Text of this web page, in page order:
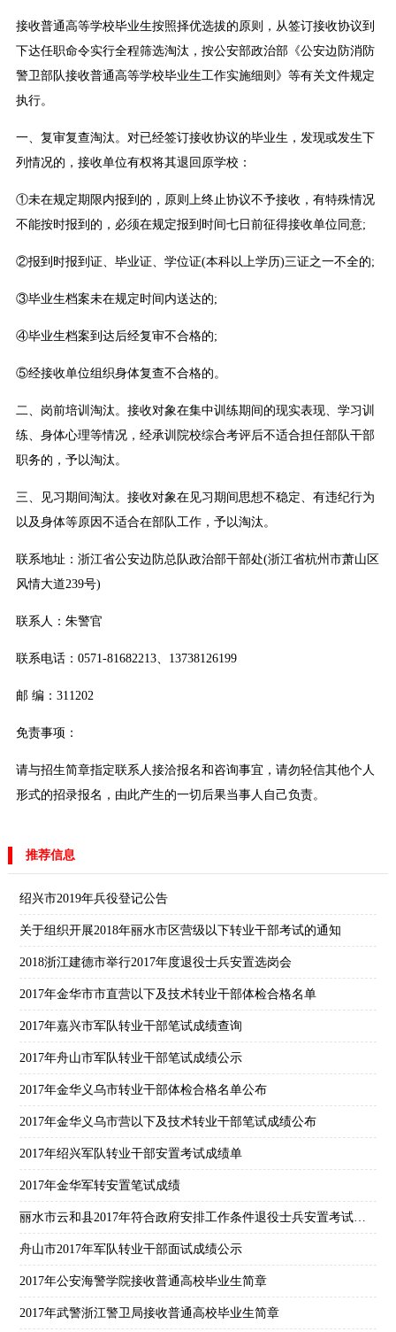
接收普通高等学校毕业生按照择优选拔的原则，从签订接收协议到
下达任职命令实行全程筛选淘汰，按公安部政治部《公安边防消防
警卫部队接收普通高等学校毕业生工作实施细则》等有关文件规定
执行。
一、复审复查淘汰。对已经签订接收协议的毕业生，发现或发生下
列情况的，接收单位有权将其退回原学校：
①未在规定期限内报到的，原则上终止协议不予接收，有特殊情况
不能按时报到的，必须在规定报到时间七日前征得接收单位同意;
②报到时报到证、毕业证、学位证(本科以上学历)三证之一不全的;
③毕业生档案未在规定时间内送达的;
④毕业生档案到达后经复审不合格的;
⑤经接收单位组织身体复查不合格的。
二、岗前培训淘汰。接收对象在集中训练期间的现实表现、学习训
练、身体心理等情况，经承训院校综合考评后不适合担任部队干部
职务的，予以淘汰。
三、见习期间淘汰。接收对象在见习期间思想不稳定、有违纪行为
以及身体等原因不适合在部队工作，予以淘汰。
联系地址：浙江省公安边防总队政治部干部处(浙江省杭州市萧山区
风情大道239号)
联系人：朱警官
联系电话：0571-81682213、13738126199
邮 编：311202
免责事项：
请与招生简章指定联系人接洽报名和咨询事宜，请勿轻信其他个人
形式的招录报名，由此产生的一切后果当事人自己负责。
推荐信息
绍兴市2019年兵役登记公告
关于组织开展2018年丽水市区营级以下转业干部考试的通知
2018浙江建德市举行2017年度退役士兵安置选岗会
2017年金华市市直营以下及技术转业干部体检合格名单
2017年嘉兴市军队转业干部笔试成绩查询
2017年舟山市军队转业干部笔试成绩公示
2017年金华义乌市转业干部体检合格名单公布
2017年金华义乌市营以下及技术转业干部笔试成绩公布
2017年绍兴军队转业干部安置考试成绩单
2017年金华军转安置笔试成绩
丽水市云和县2017年符合政府安排工作条件退役士兵安置考试总成绩
舟山市2017年军队转业干部面试成绩公示
2017年公安海警学院接收普通高校毕业生简章
2017年武警浙江警卫局接收普通高校毕业生简章